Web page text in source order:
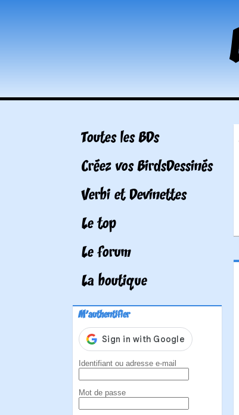
Toutes les BDs
Créez vos BirdsDessinés
Verbi et Devinettes
Le top
Le forum
La boutique
M'authentifier
Identifiant ou adresse e-mail
Mot de passe